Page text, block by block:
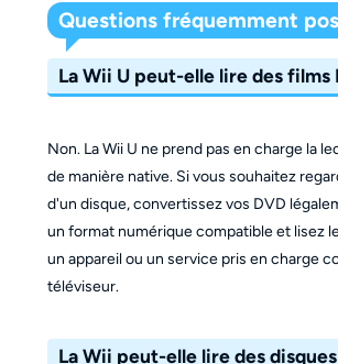
Questions fréquemment
La Wii U peut-elle lire des films
Non. La Wii U ne prend pas en charge la
de manière native. Si vous souhaitez
d'un disque, convertissez vos DVD
un format numérique compatible et lisez
un appareil ou un service pris en charge
téléviseur.
La Wii peut-elle lire des